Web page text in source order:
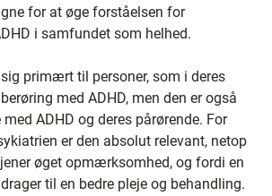
for at øge forståelsen for
i samfundet som helhed.
primært til personer, som i deres
med ADHD, men den er også
ADHD og deres pårørende. For
er den absolut relevant, netop
øget opmærksomhed, og fordi en
til en bedre pleje og behandling.